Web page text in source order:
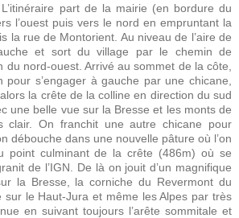
part de la mairie (en bordure du
l’ouest puis vers le nord en empruntant la
la rue de Montorient. Au niveau de l’aire de
et sort du village par le chemin de
du nord-ouest. Arrivé au sommet de la côte,
s’engager à gauche par une chicane,
la crête de la colline en direction du sud
une belle vue sur la Bresse et les monts de
clair. On franchit une autre chicane pour
débouche dans une nouvelle pâture où l’on
point culminant de la crête (486m) où se
de l’IGN. De là on jouit d’un magnifique
la Bresse, la corniche du Revermont du
sur le Haut-Jura et même les Alpes par très
en suivant toujours l’arête sommitale et